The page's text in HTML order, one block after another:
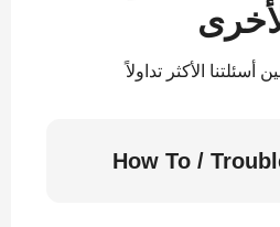
أسئلتنا الأكثر تداولاً
How To /